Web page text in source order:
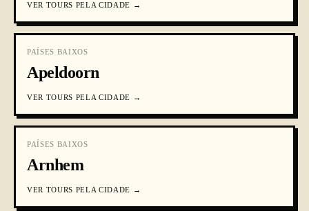
VER TOURS PELA CIDADE →
PAÍSES BAIXOS
Apeldoorn
VER TOURS PELA CIDADE →
PAÍSES BAIXOS
Arnhem
VER TOURS PELA CIDADE →